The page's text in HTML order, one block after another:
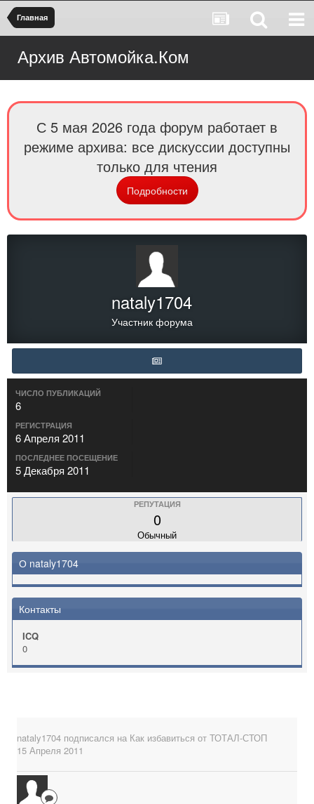
Главная
Архив Автомойка.Ком
С 5 мая 2026 года форум работает в
режиме архива: все дискуссии доступны
только для чтения
Подробности
nataly1704
Участник форума
ЧИСЛО ПУБЛИКАЦИЙ
6
РЕГИСТРАЦИЯ
6 Апреля 2011
ПОСЛЕДНЕЕ ПОСЕЩЕНИЕ
5 Декабря 2011
РЕПУТАЦИЯ
0
Обычный
О nataly1704
Контакты
ICQ
0
nataly1704 подписался на Как избавиться от ТОТАЛ-СТОП
15 Апреля 2011